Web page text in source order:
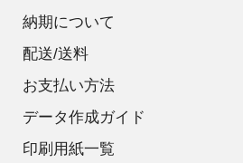
納期について
配送/送料
お支払い方法
データ作成ガイド
印刷用紙一覧